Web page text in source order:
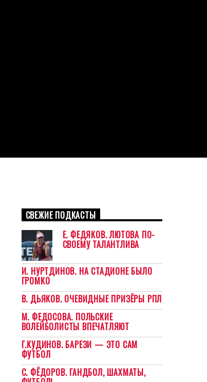
СВЕЖИЕ ПОДКАСТЫ
Е. ФЕДЯКОВ. ЛЮТОВА ПО-
СВОЕМУ ТАЛАНТЛИВА
И. НУРТДИНОВ. НА СТАДИОНЕ БЫЛО
ГРОМКО
В. ДЬЯКОВ. ОЧЕВИДНЫЕ ПРИЗЁРЫ РПЛ
М. ФЕДОСОВА. ПОЛЬСКИЕ
ВОЛЕЙБОЛИСТЫ ВПЕЧАТЛЯЮТ
Г.КУДИНОВ. БАРЕЗИ — ЭТО САМ
ФУТБОЛ
С. ФЁДОРОВ. ГАНДБОЛ, ШАХМАТЫ,